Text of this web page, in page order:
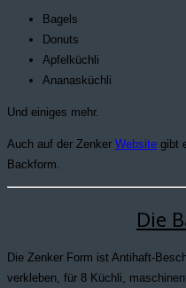
Bagels
Donuts
Apfelküchli
Ananasküchli
Und einiges mehr.
Auch auf der Zenker Website gibt
Backform.
Die
Die Zenker Form ist Antihaft-
verkleben, für 8 Küchli,